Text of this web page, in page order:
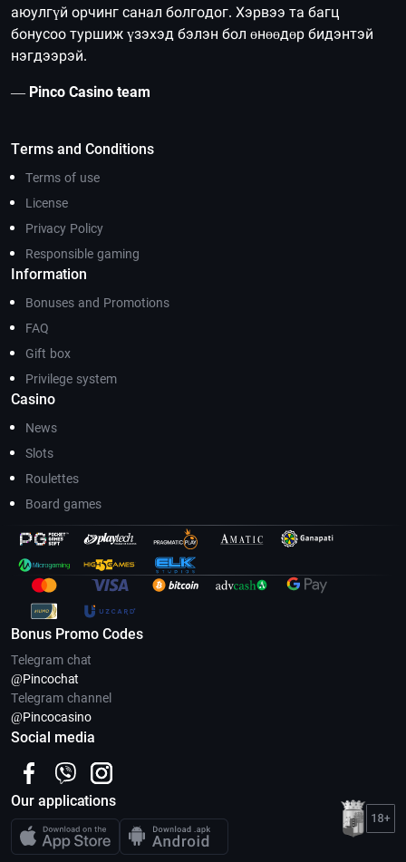
аюулгүй орчинг санал болгодог. Хэрвээ та багц
бонусоо туршиж үзэхэд бэлэн бол өнөөдөр бидэнтэй
нэгдээрэй.
— Pinco Casino team
Terms and Conditions
Terms of use
License
Privacy Policy
Responsible gaming
Information
Bonuses and Promotions
FAQ
Gift box
Privilege system
Casino
News
Slots
Roulettes
Board games
Bonus Promo Codes
Telegram chat
@Pincoсhat
Telegram channel
@Pincocasino
Social media
Our applications